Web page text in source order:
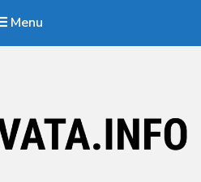
Menu